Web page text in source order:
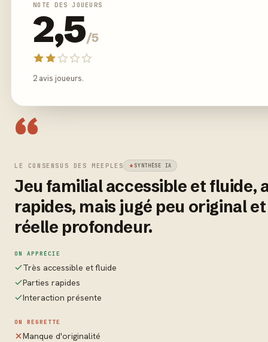
NOTE DES JOUEURS
2,5/5
2 avis joueurs.
“
LE CONSENSUS DES MEEPLES SYNTHÈSE IA
Jeu familial accessible et fluide,
rapides, mais jugé peu original
réelle profondeur.
ON APPRÉCIE
Très accessible et fluide
Parties rapides
Interaction présente
ON REGRETTE
Manque d'originalité